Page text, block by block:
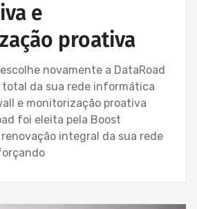
e
proativa
novamente a DataRoad
total da sua rede informática
e monitorização proativa
foi eleita pela Boost
integral da sua rede